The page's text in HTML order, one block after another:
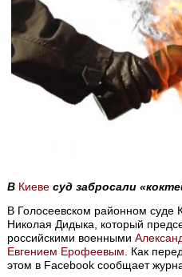
В Киеве суд забросали
В Голосеевском районном суде
Николая Дидыка, который
российскими военными
Евгением Ерофеевым . Как
этом в Facebook сообщает